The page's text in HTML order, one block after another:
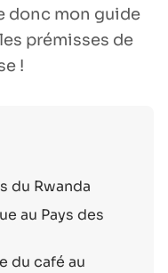
donc mon guide
prémisses de
!
du Rwanda
au Pays des
du café au